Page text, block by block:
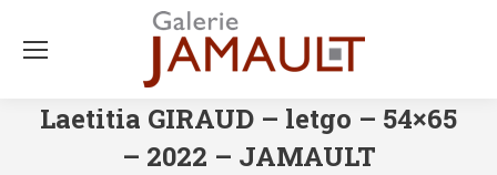
Laetitia GIRAUD – letgo – 54×65
– 2022 – JAMAULT